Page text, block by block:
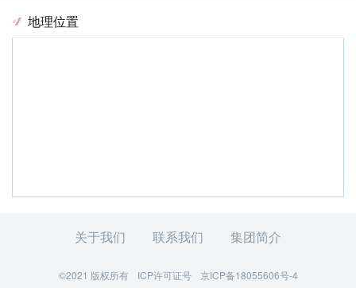
地理位置
关于我们 联系我们 集团简介
©2021 版权所有 ICP许可证号 京ICP备18055606号-4